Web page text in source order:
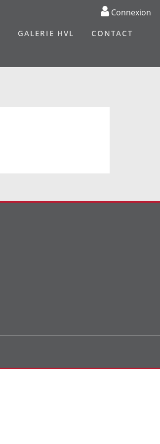
GALERIE HVL CONTACT
Connexion